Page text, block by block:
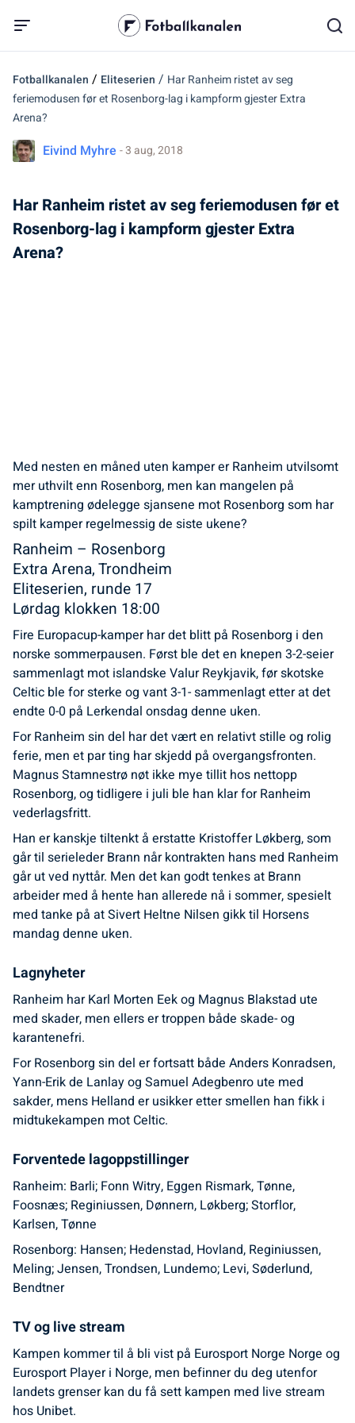
Fotballkanalen / Eliteserien / Har Ranheim ristet av seg
feriemodusen før et Rosenborg-lag i kampform gjester Extra
Arena?
Eivind Myhre - 3 aug, 2018
Har Ranheim ristet av seg feriemodusen før et
Rosenborg-lag i kampform gjester Extra
Arena?
Med nesten en måned uten kamper er Ranheim utvilsomt
mer uthvilt enn Rosenborg, men kan mangelen på
kamptrening ødelegge sjansene mot Rosenborg som har
spilt kamper regelmessig de siste ukene?
Ranheim – Rosenborg
Extra Arena, Trondheim
Eliteserien, runde 17
Lørdag klokken 18:00
Fire Europacup-kamper har det blitt på Rosenborg i den
norske sommerpausen. Først ble det en knepen 3-2-seier
sammenlagt mot islandske Valur Reykjavik, før skotske
Celtic ble for sterke og vant 3-1- sammenlagt etter at det
endte 0-0 på Lerkendal onsdag denne uken.
For Ranheim sin del har det vært en relativt stille og rolig
ferie, men et par ting har skjedd på overgangsfronten.
Magnus Stamnestrø nøt ikke mye tillit hos nettopp
Rosenborg, og tidligere i juli ble han klar for Ranheim
vederlagsfritt.
Han er kanskje tiltenkt å erstatte Kristoffer Løkberg, som
går til serieleder Brann når kontrakten hans med Ranheim
går ut ved nyttår. Men det kan godt tenkes at Brann
arbeider med å hente han allerede nå i sommer, spesielt
med tanke på at Sivert Heltne Nilsen gikk til Horsens
mandag denne uken.
Lagnyheter
Ranheim har Karl Morten Eek og Magnus Blakstad ute
med skader, men ellers er troppen både skade- og
karantenefri.
For Rosenborg sin del er fortsatt både Anders Konradsen,
Yann-Erik de Lanlay og Samuel Adegbenro ute med
sakder, mens Helland er usikker etter smellen han fikk i
midtukekampen mot Celtic.
Forventede lagoppstillinger
Ranheim: Barli; Fonn Witry, Eggen Rismark, Tønne,
Foosnæs; Reginiussen, Dønnern, Løkberg; Storflor,
Karlsen, Tønne
Rosenborg: Hansen; Hedenstad, Hovland, Reginiussen,
Meling; Jensen, Trondsen, Lundemo; Levi, Søderlund,
Bendtner
TV og live stream
Kampen kommer til å bli vist på Eurosport Norge Norge og
Eurosport Player i Norge, men befinner du deg utenfor
landets grenser kan du få sett kampen med live stream
hos Unibet.